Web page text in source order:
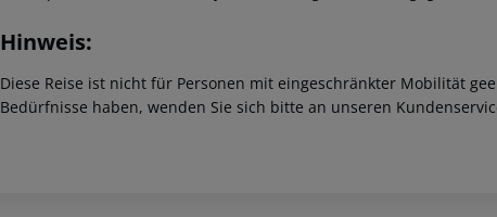
Hinweis:
Diese Reise ist nicht für Personen mit eingeschränkter Mobilität
Bedürfnisse haben, wenden Sie sich bitte an unseren